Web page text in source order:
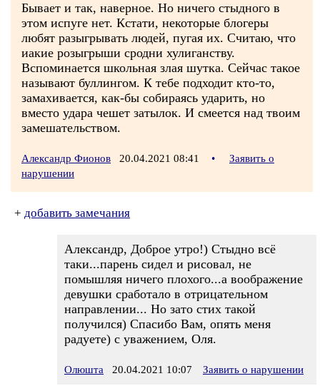
Бывает и так, наверное. Но ничего стыдного в
этом испуге нет. Кстати, некоторые блогеры
любят разыгрывать людей, пугая их. Считаю, что
иакие розыгрыши сродни хулиганству.
Вспоминается школьная злая шутка. Сейчас такое
называют буллингом. К тебе подходит кто-то,
замахивается, как-бы собираясь ударить, но
вместо удара чешет затылок. И смеется над твоим
замешательством.
Александр Фионов 20.04.2021 08:41 •
Заявить о
нарушении
+ добавить замечания
Александр, Доброе утро!) Стыдно всё
таки...парень сидел и рисовал, не
помышляя ничего плохого...а воображение
девушки сработало в отрицательном
направлении... Но зато стих такой
получился) Спасибо Вам, опять меня
радуете) с уважением, Оля.
Олюшта 20.04.2021 10:07 Заявить о нарушении